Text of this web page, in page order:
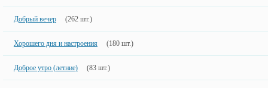
Добрый вечер (262 шт.)
Хорошего дня и настроения (180 шт.)
Доброе утро (летние) (83 шт.)